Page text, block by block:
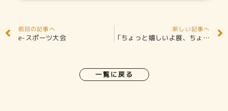
前回の記事へ
e-スポーツ大会
新しい記事へ
「ちょっと嬉しいよ展、ちょっと嫌だよ展」
一覧に戻る